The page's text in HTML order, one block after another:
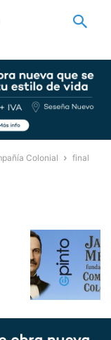
Colonial final